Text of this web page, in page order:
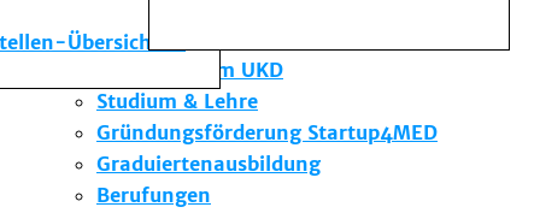
Übersicht
Die Institute des UKD
Forschung am UKD
Studium & Lehre
Gründungsförderung Startup4MED
Graduiertenausbildung
Berufungen